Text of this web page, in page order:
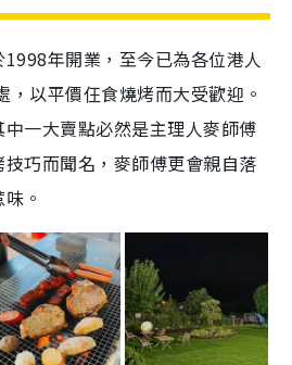
年開業，至今已為各位港人
以平價仼食燒烤而大受歡迎。
一大賣點必然是主理人麥師傅
巧而聞名，麥師傅更會親自落
。